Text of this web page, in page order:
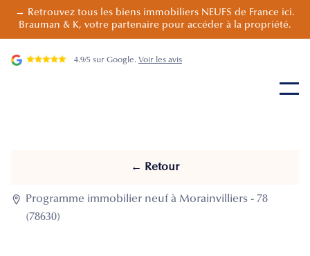
→ Retrouvez tous les biens immobiliers NEUFS de France ici.
Brauman & K, votre partenaire pour accéder à la propriété.
4.9/5 sur Google. Voir les avis
← Retour

Programme immobilier neuf à Morainvilliers - 78
(78630)